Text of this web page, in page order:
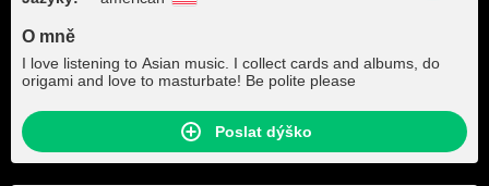
O mně
I love listening to Asian music. I collect cards and albums, do
origami and love to masturbate! Be polite please
Poslat dýško